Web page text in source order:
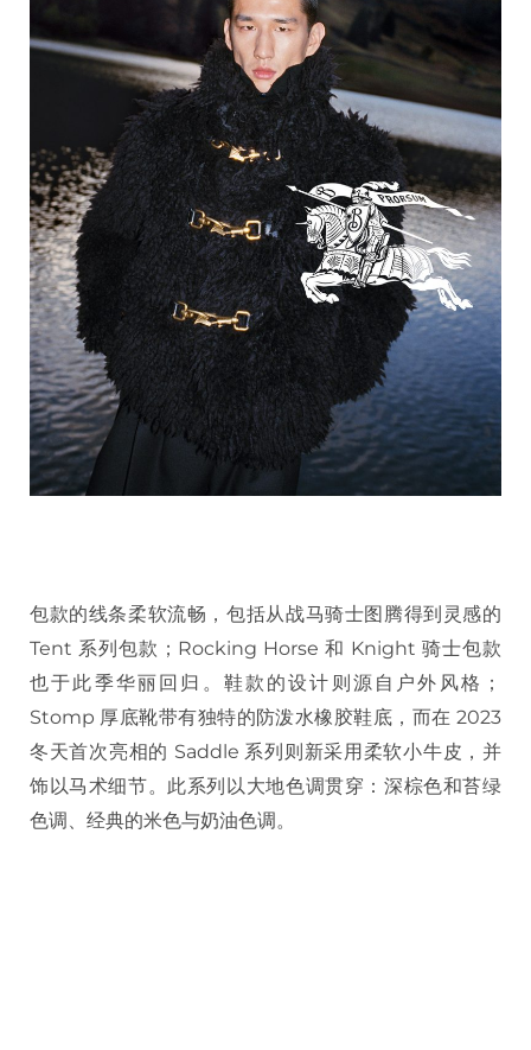
包款的线条柔软流畅，包括从战马骑士图腾得到灵感的
Tent 系列包款；Rocking Horse 和 Knight 骑士包款
也于此季华丽回归。鞋款的设计则源自户外风格；
Stomp 厚底靴带有独特的防泼水橡胶鞋底，而在 2023
冬天首次亮相的 Saddle 系列则新采用柔软小牛皮，并
饰以马术细节。此系列以大地色调贯穿：深棕色和苔绿
色调、经典的米色与奶油色调。